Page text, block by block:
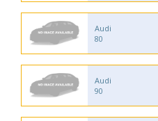
Audi
80
Audi
90